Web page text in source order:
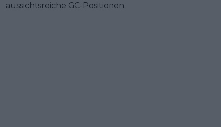
aussichtsreiche GC-Positionen.